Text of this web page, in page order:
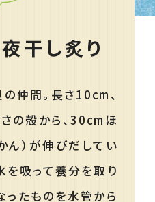
干し炙り
仲間。長さ10cm、
の殻から、30cmほ
ん）が伸びだしてい
を吸って養分を取り
ったものを水管から